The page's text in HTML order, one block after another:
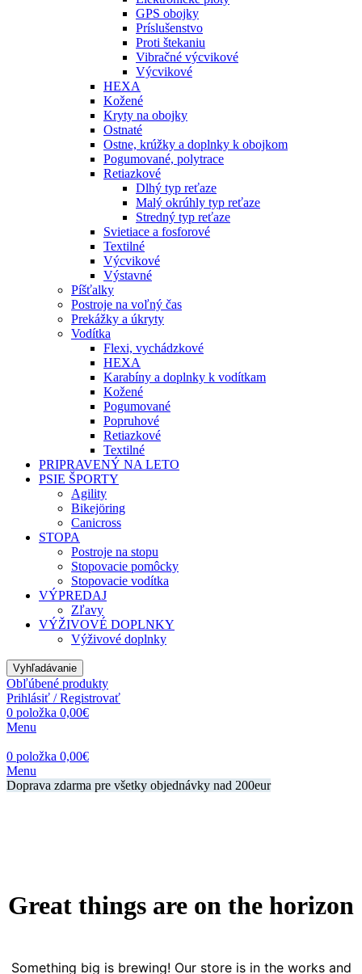
GPS obojky
Príslušenstvo
Proti štekaniu
Vibračné výcvikové
Výcvikové
HEXA
Kožené
Kryty na obojky
Ostnaté
Ostne, krúžky a doplnky k obojkom
Pogumované, polytrace
Retiazkové
Dlhý typ reťaze
Malý okrúhly typ reťaze
Stredný typ reťaze
Svietiace a fosforové
Textilné
Výcvikové
Výstavné
Píšťalky
Postroje na voľný čas
Prekážky a úkryty
Vodítka
Flexi, vychádzkové
HEXA
Karabíny a doplnky k vodítkam
Kožené
Pogumované
Popruhové
Retiazkové
Textilné
PRIPRAVENÝ NA LETO
PSIE ŠPORTY
Agility
Bikejöring
Canicross
STOPA
Postroje na stopu
Stopovacie pomôcky
Stopovacie vodítka
VÝPREDAJ
Zľavy
VÝŽIVOVÉ DOPLNKY
Výživové doplnky
Vyhľadávanie
Obľúbené produkty
Prihlásiť / Registrovať
0 položka 0,00€
Menu
0 položka 0,00€
Menu
Doprava zdarma pre všetky objednávky nad 200eur
Great things are on the horizon
Something big is brewing! Our store is in the works and